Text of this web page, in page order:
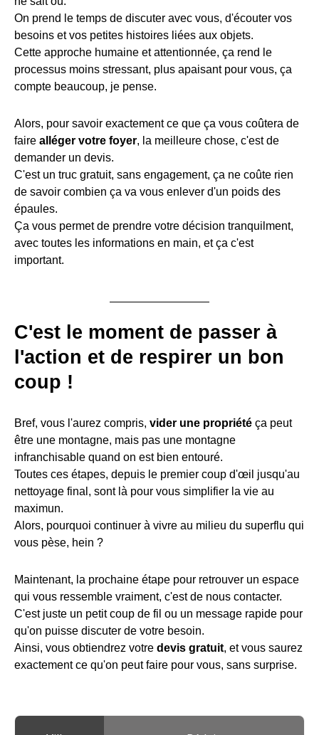
On prend le temps de discuter avec vous, d'écouter vos
besoins et vos petites histoires liées aux objets.
Cette approche humaine et attentionnée, ça rend le
processus moins stressant, plus apaisant pour vous, ça
compte beaucoup, je pense.
Alors, pour savoir exactement ce que ça vous coûtera de
faire alléger votre foyer, la meilleure chose, c'est de
demander un devis.
C'est un truc gratuit, sans engagement, ça ne coûte rien
de savoir combien ça va vous enlever d'un poids des
épaules.
Ça vous permet de prendre votre décision tranquilment,
avec toutes les informations en main, et ça c'est
important.
C'est le moment de passer à
l'action et de respirer un bon
coup !
Bref, vous l'aurez compris, vider une propriété ça peut
être une montagne, mais pas une montagne
infranchisable quand on est bien entouré.
Toutes ces étapes, depuis le premier coup d'œil jusqu'au
nettoyage final, sont là pour vous simplifier la vie au
maximun.
Alors, pourquoi continuer à vivre au milieu du superflu qui
vous pèse, hein ?
Maintenant, la prochaine étape pour retrouver un espace
qui vous ressemble vraiment, c'est de nous contacter.
C'est juste un petit coup de fil ou un message rapide pour
qu'on puisse discuter de votre besoin.
Ainsi, vous obtiendrez votre devis gratuit, et vous saurez
exactement ce qu'on peut faire pour vous, sans surprise.